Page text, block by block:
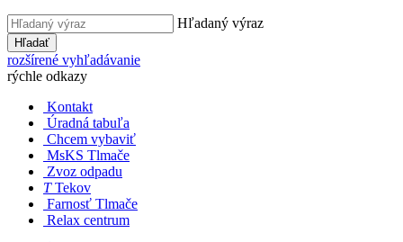
Hľadaný výraz
Hľadať
rozšírené vyhľadávanie
rýchle odkazy
Kontakt
Úradná tabuľa
Chcem vybaviť
MsKS Tlmače
Zvoz odpadu
T Tekov
Farnosť Tlmače
Relax centrum